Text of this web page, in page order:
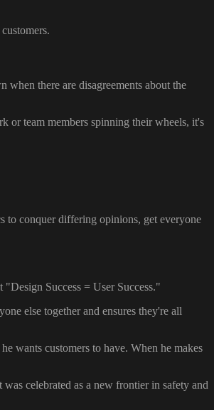
there are disagreements about the
or team members spinning their wheels, it's
to conquer differing opinions, get everyone
Success = User Success."
else together and ensures they're all
wants customers to have. When he makes
celebrated as a new frontier in safety and